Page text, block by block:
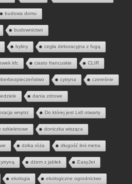
budowa domu
budownictwo
byliny cegła dekoracyjna z fugą
kfc ciasto francuskie CLIR
cytryna czereśnie
dania zdrowe
wnętrz Do której jest Lidl otwarty
szkieletowe doniczka wisząca
dzika róża długość linii metra
dżem z jabłek EasyJet
ekologia ekologiczne ogrodnictwo